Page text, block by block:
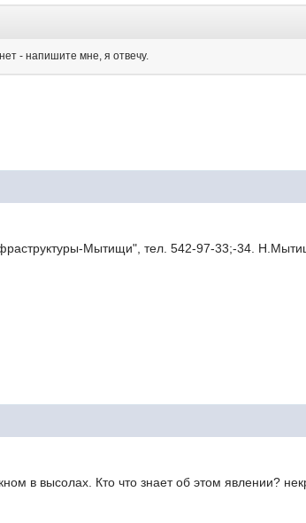
- напишите мне, я отвечу.
Мытищи", тел. 542-97-33;-34.
в высолах. Кто что знает об этом явлении?